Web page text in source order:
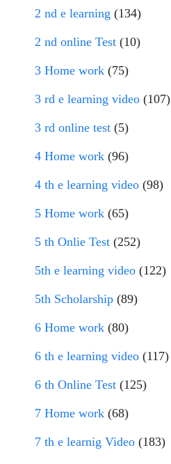
2 nd e learning (134)
2 nd online Test (10)
3 Home work (75)
3 rd e learning video (107)
3 rd online test (5)
4 Home work (96)
4 th e learning video (98)
5 Home work (65)
5 th Onlie Test (252)
5th e learning video (122)
5th Scholarship (89)
6 Home work (80)
6 th e learning video (117)
6 th Online Test (125)
7 Home work (68)
7 th e learnig Video (183)